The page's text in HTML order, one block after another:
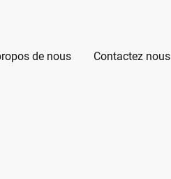
de nous Contactez nous